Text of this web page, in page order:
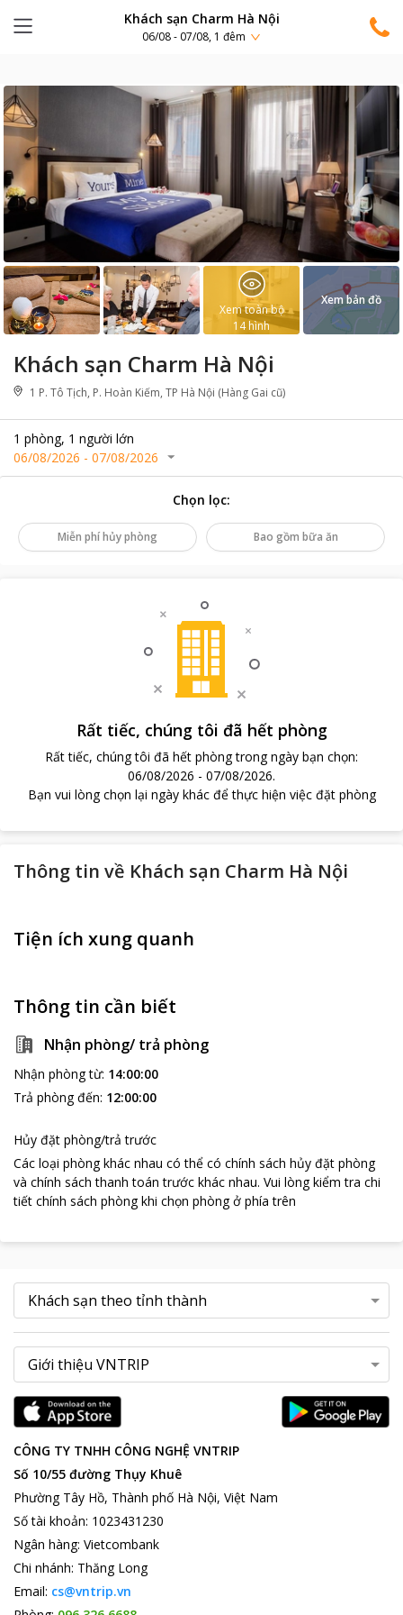
Khách sạn Charm Hà Nội
06/08 - 07/08, 1 đêm
Khách sạn Charm Hà Nội
1 P. Tô Tịch, P. Hoàn Kiếm, TP Hà Nội (Hàng Gai cũ)
1 phòng, 1 người lớn
06/08/2026 - 07/08/2026
Xem toàn bộ
14 hình
Xem bản đồ
Chọn lọc:
Miễn phí hủy phòng Bao gồm bữa ăn
Rất tiếc, chúng tôi đã hết phòng
Rất tiếc, chúng tôi đã hết phòng trong ngày bạn chọn:
06/08/2026 - 07/08/2026.
Bạn vui lòng chọn lại ngày khác để thực hiện việc đặt phòng
Thông tin về Khách sạn Charm Hà Nội
Tiện ích xung quanh
Thông tin cần biết
Nhận phòng/ trả phòng
Nhận phòng từ: 14:00:00
Trả phòng đến: 12:00:00
Hủy đặt phòng/trả trước
Các loại phòng khác nhau có thể có chính sách hủy đặt phòng
và chính sách thanh toán trước khác nhau. Vui lòng kiểm tra chi
tiết chính sách phòng khi chọn phòng ở phía trên
CÔNG TY TNHH CÔNG NGHỆ VNTRIP
Số 10/55 đường Thụy Khuê
Phường Tây Hồ, Thành phố Hà Nội, Việt Nam
Số tài khoản: 1023431230
Ngân hàng: Vietcombank
Chi nhánh: Thăng Long
Email: cs@vntrip.vn